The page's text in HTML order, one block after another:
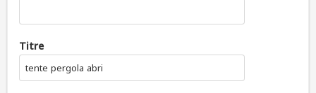
Titre
tente pergola abri